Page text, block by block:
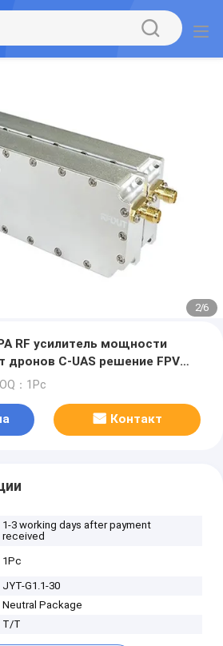
2/6
RF усилитель мощности
C-UAS решение FPV
помех устройство
：1Pc
Контакт
1-3 working days after payment
received
1Pc
JYT-G1.1-30
Neutral Package
T/T